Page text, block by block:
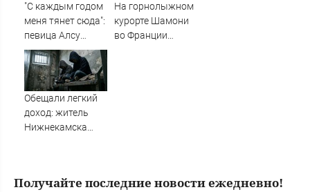
"С каждым годом
меня тянет сюда":
певица Алсу
приехала в
татарскую
деревню, где
прошло ее
07/08/2026 –
На горнолыжном
курорте Шамони
во Франции
Обещали легкий
доход: житель
Нижнекамска
Новости
Получайте последние новости ежедневно!